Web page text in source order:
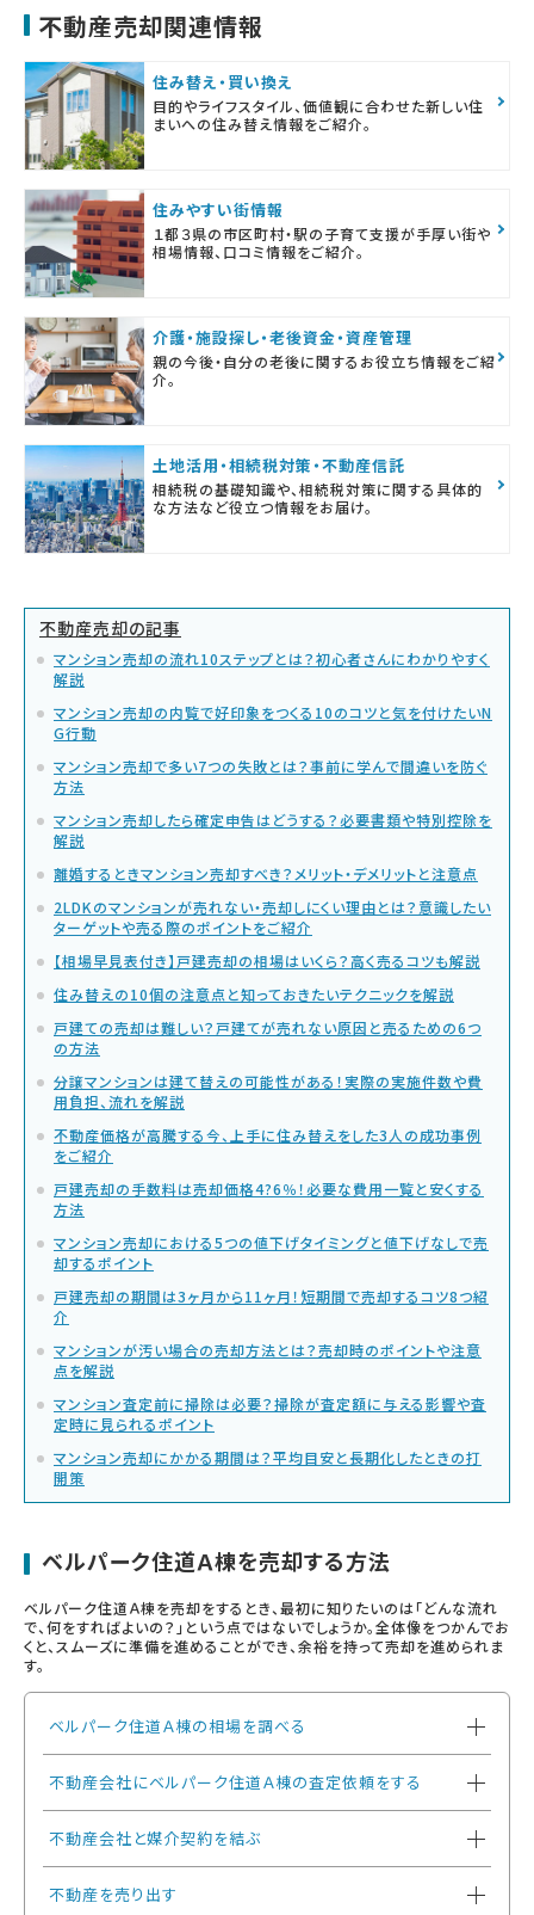
不動産売却関連情報
住み替え・買い換え
目的やライフスタイル、価値観に合わせた新しい住
まいへの住み替え情報をご紹介。
住みやすい街情報
１都３県の市区町村・駅の子育て支援が手厚い街や
相場情報、口コミ情報をご紹介。
介護・施設探し・老後資金・資産管理
親の今後・自分の老後に関するお役立ち情報をご紹
介。
土地活用・相続税対策・不動産信託
相続税の基礎知識や、相続税対策に関する具体的
な方法など役立つ情報をお届け。
不動産売却の記事
マンション売却の流れ10ステップとは？初心者さんにわかりやすく
解説
マンション売却の内覧で好印象をつくる10のコツと気を付けたいN
G行動
マンション売却で多い7つの失敗とは？事前に学んで間違いを防ぐ
方法
マンション売却したら確定申告はどうする？必要書類や特別控除を
解説
離婚するときマンション売却すべき？メリット・デメリットと注意点
2LDKのマンションが売れない・売却しにくい理由とは？意識したい
ターゲットや売る際のポイントをご紹介
【相場早見表付き】戸建売却の相場はいくら？高く売るコツも解説
住み替えの10個の注意点と知っておきたいテクニックを解説
戸建ての売却は難しい？戸建てが売れない原因と売るための6つ
の方法
分譲マンションは建て替えの可能性がある！実際の実施件数や費
用負担、流れを解説
不動産価格が高騰する今、上手に住み替えをした3人の成功事例
をご紹介
戸建売却の手数料は売却価格4?6％！必要な費用一覧と安くする
方法
マンション売却における5つの値下げタイミングと値下げなしで売
却するポイント
戸建売却の期間は3ヶ月から11ヶ月！短期間で売却するコツ8つ紹
介
マンションが汚い場合の売却方法とは？売却時のポイントや注意
点を解説
マンション査定前に掃除は必要？掃除が査定額に与える影響や査
定時に見られるポイント
マンション売却にかかる期間は？平均目安と長期化したときの打
開策
ベルパーク住道Ａ棟を売却する方法
ベルパーク住道Ａ棟を売却をするとき、最初に知りたいのは「どんな流れ
で、何をすればよいの？」という点ではないでしょうか。全体像をつかんでお
くと、スムーズに準備を進めることができ、余裕を持って売却を進められま
す。
ベルパーク住道Ａ棟の相場を調べる
不動産会社にベルパーク住道Ａ棟の査定依頼をする
不動産会社と媒介契約を結ぶ
不動産を売り出す